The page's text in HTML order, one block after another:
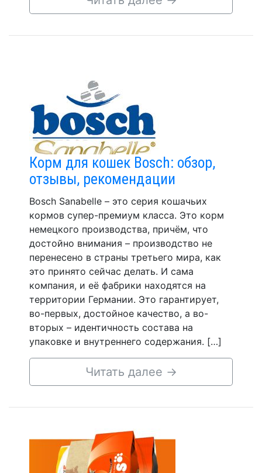
Корм для кошек Bosch: обзор,
отзывы, рекомендации
Bosch Sanabelle – это серия кошачьих
кормов супер-премиум класса. Это корм
немецкого производства, причём, что
достойно внимания – производство не
перенесено в страны третьего мира, как
это принято сейчас делать. И сама
компания, и её фабрики находятся на
территории Германии. Это гарантирует,
во-первых, достойное качество, а во-
вторых – идентичность состава на
упаковке и внутреннего содержания. […]
Читать далее →